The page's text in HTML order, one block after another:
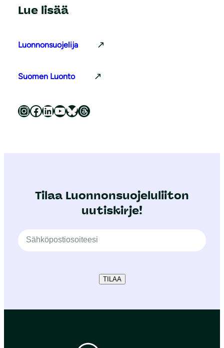
Lue lisää
Luonnonsuojelija
Suomen Luonto
Luonnonsuojeluliitto Instagramissa Luonnonsuojeluliitto Facebookissa Luonnonsuojeluliitto LinkedInissä Luonnonsuojeluliiton YouTube-kanava Luonnonsuojeluliitto Blueskyssa Luonnonsuojeluliitto Threadsissa
Tilaa Luonnonsuojeluliiton
uutiskirje!
TILAA